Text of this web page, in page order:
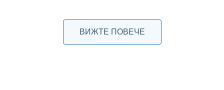
ВИЖТЕ ПОВЕЧЕ